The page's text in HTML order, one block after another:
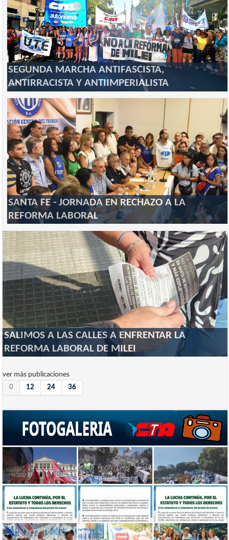
SEGUNDA MARCHA ANTIFASCISTA,
ANTIRRACISTA Y ANTIIMPERIALISTA
SANTA FE - JORNADA EN RECHAZO A LA
REFORMA LABORAL
SALIMOS A LAS CALLES A ENFRENTAR LA
REFORMA LABORAL DE MILEI
ver más publicaciones
0
12 24 36